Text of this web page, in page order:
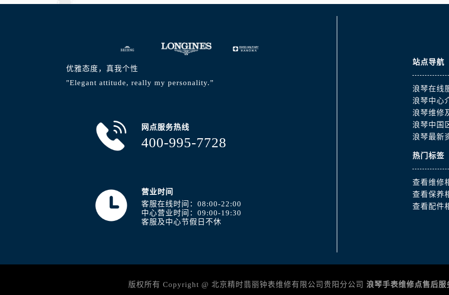
优雅态度，真我个性
"Elegant attitude, really my personality.”
网点服务热线
400-995-7728
营业时间
客服在线时间：08:00-22:00
中心营业时间：09:00-19:30
客服及中心节假日不休
站点导航
浪琴在线
浪琴中心
浪琴维修
浪琴中国
浪琴最新
热门标签
查看维修
查看保养
查看配件
版权所有 Copyright @ 北京精时翡丽钟表维修有限公司贵阳分公司 浪琴手表维修点售后服